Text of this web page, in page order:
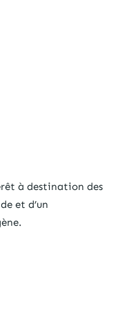
à destination des
et d’un